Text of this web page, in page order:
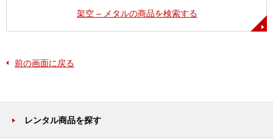
架空 – メタルの商品を検索する
前の画面に戻る
レンタル商品を探す